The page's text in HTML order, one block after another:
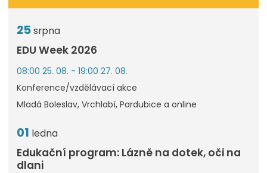
25srpna
EDU Week 2026
08:00 25. 08. - 19:00 27. 08.
Konference/vzdělávací akce
Mladá Boleslav, Vrchlabí, Pardubice a online
01 ledna
Edukační program: Lázně na dotek, oči na
dlani